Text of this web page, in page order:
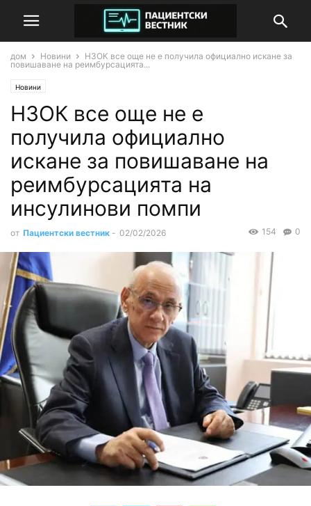
дом Новини
НЗОК все още не е получила официално искане за
повишаване на реимбурсацията...
Новини
НЗОК все още не е
получила официално
искане за повишаване на
реимбурсацията на
инсулинови помпи
от Пациентски вестник - 02/02/2026 0
154